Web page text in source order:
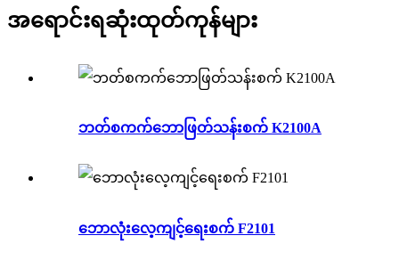
အရောင်းရဆုံးထုတ်ကုန်များ
ဘတ်စကက်ဘောဖြတ်သန်းစက် K2100A
ဘောလုံးလေ့ကျင့်ရေးစက် F2101